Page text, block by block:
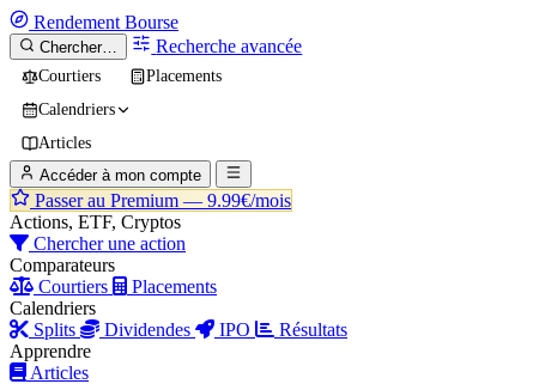
Rendement Bourse
Chercher… Recherche avancée
Courtiers
Placements
Calendriers
Articles
Accéder à mon compte
Passer au Premium — 9.99€/mois
Actions, ETF, Cryptos
Chercher une action
Comparateurs
Courtiers
Placements
Calendriers
Splits
Dividendes IPO
Résultats
Apprendre
Articles